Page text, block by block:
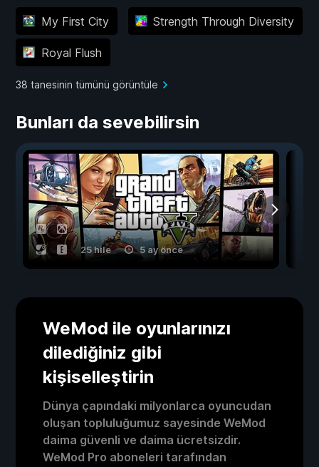
My First City Strength Through Diversity
Royal Flush
38 tanesinin tümünü görüntüle
Bunları da sevebilirsin
25 hile 5 ay önce
WeMod ile oyunlarınızı
dilediğiniz gibi
kişiselleştirin
Dünya çapındaki milyonlarca oyuncudan
oluşan topluluğumuz sayesinde WeMod
daima güvenli ve daima ücretsizdir.
WeMod Pro aboneleri tarafından